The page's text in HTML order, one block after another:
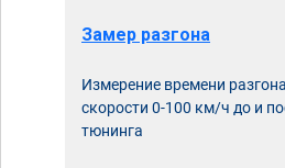
Замер разгона
Измерение времени
скорости 0-100 км/ч до и
тюнинга